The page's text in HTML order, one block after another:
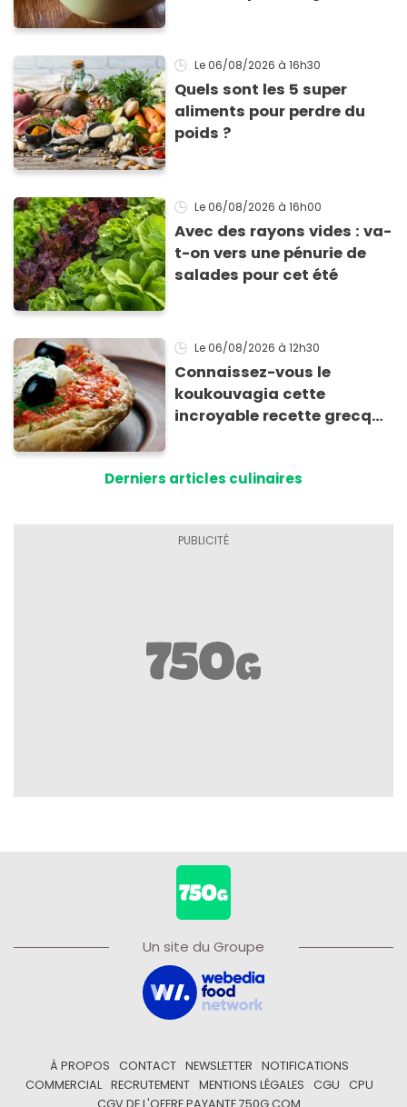
Le 06/08/2026 à 16h30
Quels sont les 5 super
aliments pour perdre du
poids ?
Le 06/08/2026 à 16h00
Avec des rayons vides : va-
t-on vers une pénurie de
salades pour cet été
Le 06/08/2026 à 12h30
Connaissez-vous le
koukouvagia cette
incroyable recette grecque
Derniers articles culinaires
Un site du Groupe
À PROPOS CONTACT NEWSLETTER
NOTIFICATIONS
COMMERCIAL
RECRUTEMENT MENTIONS LÉGALES CGU
CPU